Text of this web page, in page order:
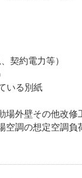
契約電力等）
いる別紙
外壁その他改修
空調の想定空調負